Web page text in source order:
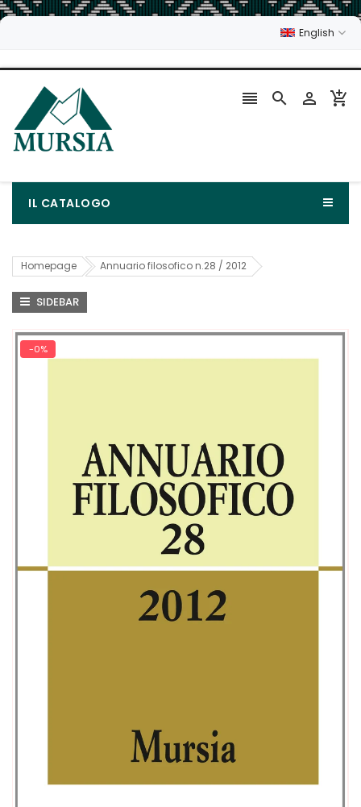
English
   
IL CATALOGO
Homepage Annuario filosofico n.28 / 2012
SIDEBAR
-0%